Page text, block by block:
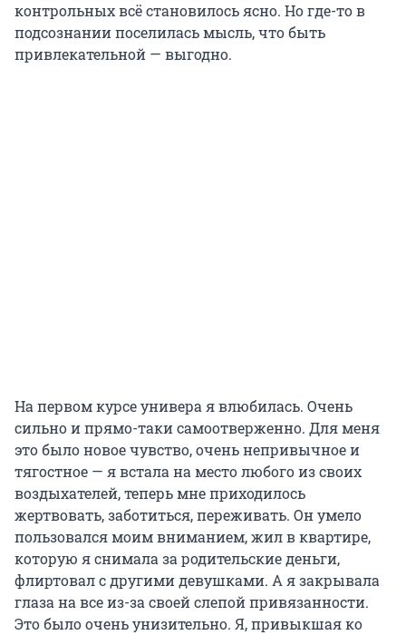
контрольных всё становилось ясно. Но где-то в
подсознании поселилась мысль, что быть
привлекательной — выгодно.
На первом курсе универа я влюбилась. Очень
сильно и прямо-таки самоотверженно. Для меня
это было новое чувство, очень непривычное и
тягостное — я встала на место любого из своих
воздыхателей, теперь мне приходилось
жертвовать, заботиться, переживать. Он умело
пользовался моим вниманием, жил в квартире,
которую я снимала за родительские деньги,
флиртовал с другими девушками. А я закрывала
глаза на все из-за своей слепой привязанности.
Это было очень унизительно. Я, привыкшая ко